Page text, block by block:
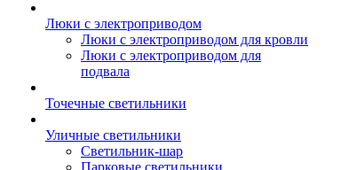
Люки с электроприводом
Люки с электроприводом для кровли
Люки с электроприводом для
подвала
Точечные светильники
Уличные светильники
Светильник-шар
Парковые светильники